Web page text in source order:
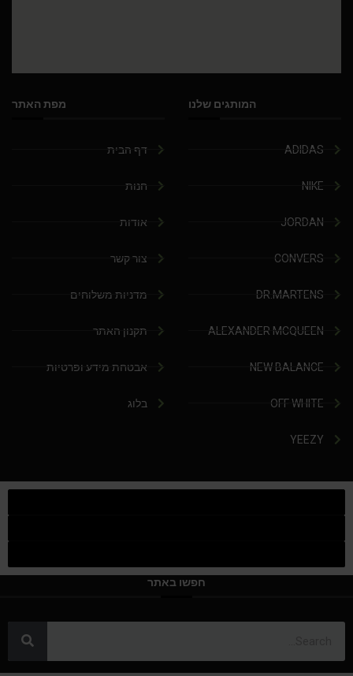
המותגים שלנו
ADIDAS
NIKE
JORDAN
CONVERS
DR.MARTENS
ALEXANDER MCQUEEN
NEW BALANCE
OFF WHITE
YEEZY
מפת האתר
דף הבית
חנות
אודות
צור קשר
מדניות משלוחים
תקנון האתר
אבטחת מידע ופרטיות
בלוג
חפשו באתר